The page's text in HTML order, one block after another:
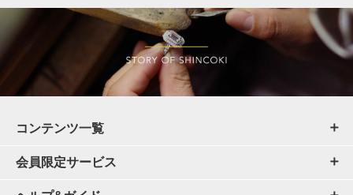
コンテンツ一覧
会員限定サービス